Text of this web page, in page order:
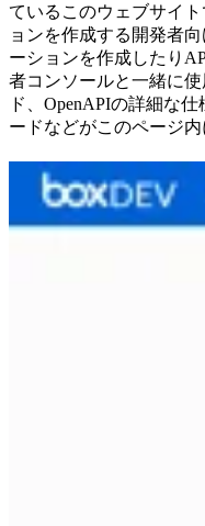
ているこのウェブサイ
ョンを作成する開発者
ーションを作成したり
者コンソールと一緒に
ド、OpenAPIの詳細な
ードなどがこのページ内